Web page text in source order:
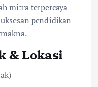
mitra terpercaya
pendidikan
& Lokasi